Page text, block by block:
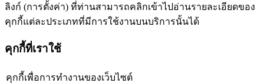
ลิงก์ (การตั้งค่า) ที่ท่านสามารถคลิกเข้าไปอ่านรายละเอียดของ
คุกกี้แต่ละประเภทที่มีการใช้งานบนบริการนั้นได้
คุกกี้ที่เราใช้
คุกกี้เพื่อการทำงานของเว็บไซต์